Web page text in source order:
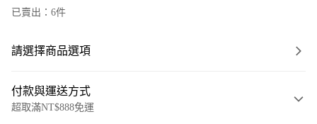
已賣出：6件
請選擇商品選項
付款與運送方式
超取滿NT$888免運